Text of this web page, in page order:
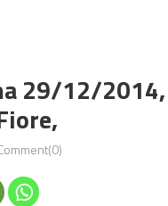
29/12/